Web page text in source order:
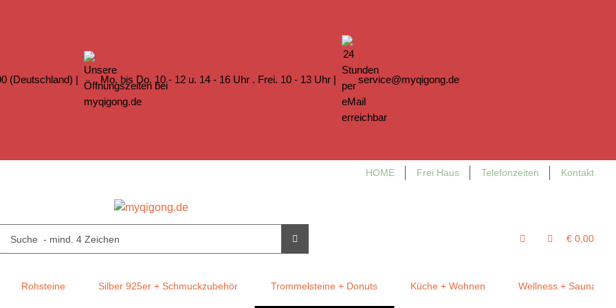
(Deutschland) | Mo. bis Do. 10 - 12 u. 14 - 16 Uhr . Frei. 10 - 13 Uhr | service@myqigong.de
HOME Frei Haus Telefonzeiten Kontakt
€ 0,00
Rohsteine Silber 925er + Schmuckzubehör Trommelsteine + Donuts Küche + Wohnen Wellness + Sauna